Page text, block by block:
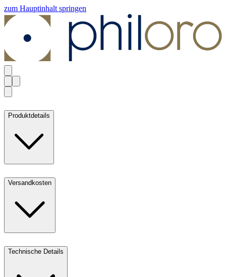
zum Hauptinhalt springen
Produktdetails
Versandkosten
Technische Details